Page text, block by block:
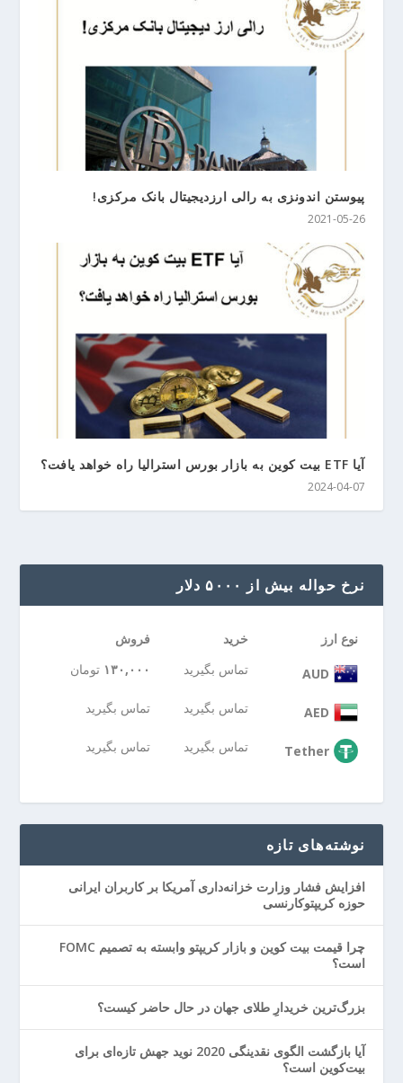
پیوستن اندونزی به رالی ارزدیجیتال بانک مرکزی!
2021-05-26
آیا ETF بیت کوین به بازار بورس استرالیا راه خواهد یافت؟
2024-04-07
نرخ حواله بیش از ۵۰۰۰ دلار
نوع ارز خرید فروش
AUD تماس بگیرید ۱۳۰,۰۰۰ تومان
AED تماس بگیرید تماس بگیرید
Tether تماس بگیرید تماس بگیرید
نوشته‌های تازه
افزایش فشار وزارت خزانه‌داری آمریکا بر کاربران ایرانی
حوزه کریپتوکارنسی
چرا قیمت بیت کوین و بازار کریپتو وابسته به تصمیم FOMC
است؟
بزرگ‌ترین خریدارِ طلای جهان در حال حاضر کیست؟
آیا بازگشت الگوی نقدینگی 2020 نوید جهش تازه‌ای برای
بیت‌کوین است؟